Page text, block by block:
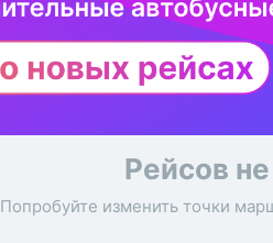
Рейсов
Попробуйте изменить точки